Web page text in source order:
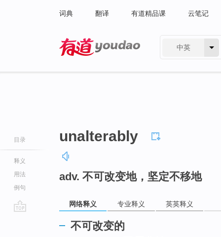
词典 翻译 有道精品课 云笔记
中英
目录
释义
用法
例句
unalterably
adv. 不可改变地，坚定不移地
网络释义 专业释义 英英释义
不可改变的